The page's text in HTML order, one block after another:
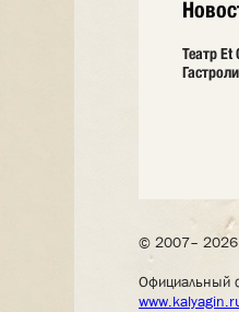
Театр Et
© 2007– 2026,
Официальный